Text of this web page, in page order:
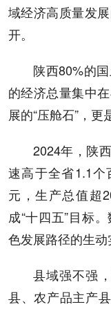
域经济高质量发
开。
陕西80%的
的经济总量集中
展的“压舱石”，更
2024年，陕
速高于全省1.1
元，生产总值超
成“十四五”目标
色发展路径的生动
县域强不强
县、农产品主产